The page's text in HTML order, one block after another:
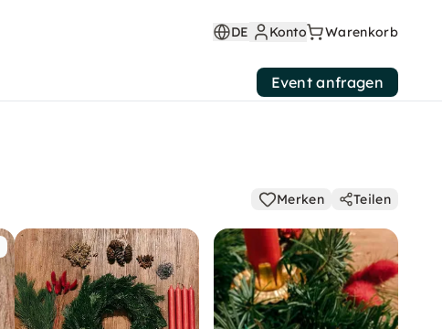
DE Konto Warenkorb
Event anfragen
Merken Teilen